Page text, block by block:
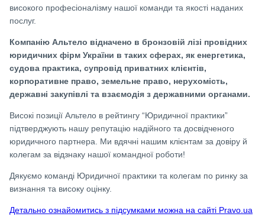
високого професіоналізму нашої команди та якості наданих
послуг.
Компанію Альтело відначено в бронзовій лізі провідних
юридичних фірм України в таких сферах, як енергетика,
судова практика, супровід приватних клієнтів,
корпоративне право, земельне право, нерухомість,
державні закупівлі та взаємодія з державними органами.
Високі позиції Альтело в рейтингу “Юридичної практики”
підтверджують нашу репутацію надійного та досвідченого
юридичного партнера. Ми вдячні нашим клієнтам за довіру й
колегам за відзнаку нашої командної роботи!
Дякуємо команді Юридичної практики та колегам по ринку за
визнання та високу оцінку.
Детально ознайомитись з підсумками можна на сайті Pravo.ua